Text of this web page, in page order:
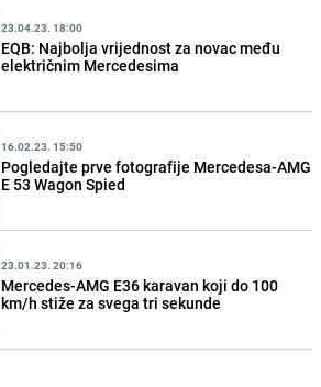
23.04.23. 18:00
EQB: Najbolja vrijednost za novac među
električnim Mercedesima
16.02.23. 15:50
Pogledajte prve fotografije Mercedesa-AMG
E 53 Wagon Spied
23.01.23. 20:16
Mercedes-AMG E36 karavan koji do 100
km/h stiže za svega tri sekunde